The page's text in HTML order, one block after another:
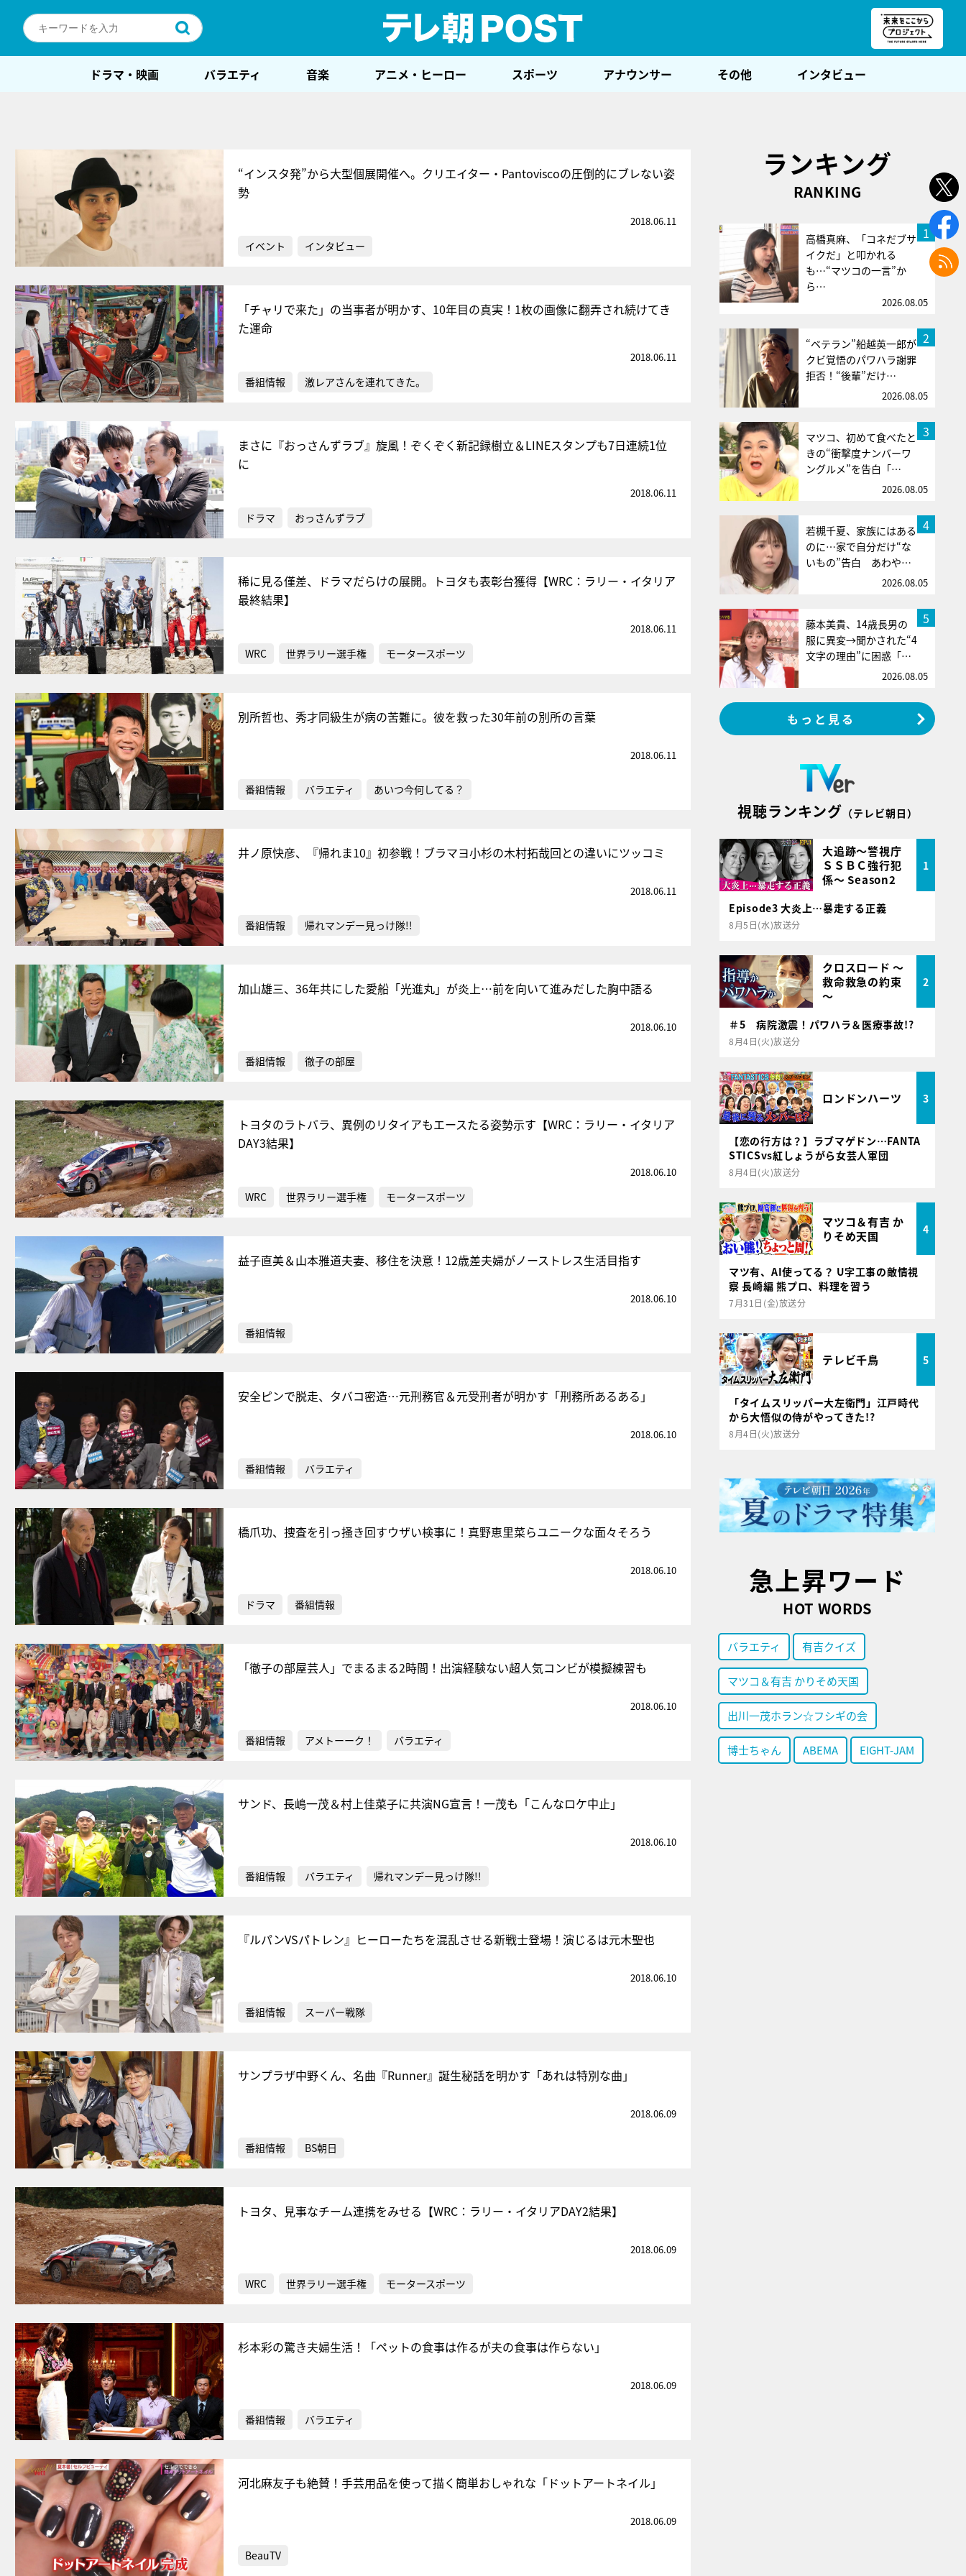
ドラマ・映画 バラエティ 音楽 アニメ・ヒーロー スポーツ アナウンサー その他 インタビュー
“インスタ発”から大型個展開催へ。クリエイター・Pantoviscoの圧倒的にブレない姿
勢
2018.06.11
イベント インタビュー
「チャリで来た」の当事者が明かす、10年目の真実！1枚の画像に翻弄され続けてき
た運命
2018.06.11
番組情報 激レアさんを連れてきた。
まさに『おっさんずラブ』旋風！ぞくぞく新記録樹立＆LINEスタンプも7日連続1位
に
2018.06.11
ドラマ おっさんずラブ
稀に見る僅差、ドラマだらけの展開。トヨタも表彰台獲得【WRC：ラリー・イタリア
最終結果】
2018.06.11
WRC 世界ラリー選手権 モータースポーツ
別所哲也、秀才同級生が病の苦難に。彼を救った30年前の別所の言葉
2018.06.11
番組情報 バラエティ あいつ今何してる？
井ノ原快彦、『帰れま10』初参戦！ブラマヨ小杉の木村拓哉回との違いにツッコミ
2018.06.11
番組情報 帰れマンデー見っけ隊!!
加山雄三、36年共にした愛船「光進丸」が炎上…前を向いて進みだした胸中語る
2018.06.10
番組情報 徹子の部屋
トヨタのラトバラ、異例のリタイアもエースたる姿勢示す【WRC：ラリー・イタリア
DAY3結果】
2018.06.10
WRC 世界ラリー選手権 モータースポーツ
益子直美＆山本雅道夫妻、移住を決意！12歳差夫婦がノーストレス生活目指す
2018.06.10
番組情報
安全ピンで脱走、タバコ密造…元刑務官＆元受刑者が明かす「刑務所あるある」
2018.06.10
番組情報 バラエティ
橋爪功、捜査を引っ掻き回すウザい検事に！真野恵里菜らユニークな面々そろう
2018.06.10
ドラマ 番組情報
「徹子の部屋芸人」でまるまる2時間！出演経験ない超人気コンビが模擬練習も
2018.06.10
番組情報 アメトーーク！ バラエティ
サンド、長嶋一茂＆村上佳菜子に共演NG宣言！一茂も「こんなロケ中止」
2018.06.10
番組情報 バラエティ 帰れマンデー見っけ隊!!
『ルパンVSパトレン』ヒーローたちを混乱させる新戦士登場！演じるは元木聖也
2018.06.10
番組情報 スーパー戦隊
サンプラザ中野くん、名曲『Runner』誕生秘話を明かす「あれは特別な曲」
2018.06.09
番組情報 BS朝日
トヨタ、見事なチーム連携をみせる【WRC：ラリー・イタリアDAY2結果】
2018.06.09
WRC 世界ラリー選手権 モータースポーツ
杉本彩の驚き夫婦生活！「ペットの食事は作るが夫の食事は作らない」
2018.06.09
番組情報 バラエティ
河北麻友子も絶賛！手芸用品を使って描く簡単おしゃれな「ドットアートネイル」
2018.06.09
BeauTV
ランキング
RANKING
1
高橋真麻、「コネだブサ
イクだ」と叩かれる
も…“マツコの一言”か
ら…
2026.08.05
2
“ベテラン”船越英一郎が
クビ覚悟のパワハラ謝罪
拒否！“後輩”だけ…
2026.08.05
3
マツコ、初めて食べたと
きの“衝撃度ナンバーワ
ングルメ”を告白「…
2026.08.05
4
若槻千夏、家族にはある
のに…家で自分だけ“な
いもの”告白 あわや…
2026.08.05
5
藤本美貴、14歳長男の
服に異変→聞かされた“4
文字の理由”に困惑「…
2026.08.05
もっと見る
視聴ランキング （テレビ朝日）
大追跡～警視庁
ＳＳＢＣ強行犯
係～ Season2
1
Episode3 大炎上…暴走する正義
8月5日(水)放送分
クロスロード ～
救命救急の約束
～
2
＃5 病院激震！パワハラ＆医療事故!?
8月4日(火)放送分
ロンドンハーツ 3
【恋の行方は？】ラブマゲドン…FANTA
STICSvs紅しょうがら女芸人軍団
8月4日(火)放送分
マツコ＆有吉 か
りそめ天国
4
マツ有、AI使ってる？ U字工事の敵情視
察 長崎編 熊プロ、料理を習う
7月31日(金)放送分
テレビ千鳥 5
「タイムスリッパー大左衛門」江戸時代
から大悟似の侍がやってきた!?
8月4日(火)放送分
急上昇ワード
HOT WORDS
バラエティ 有吉クイズ
マツコ＆有吉 かりそめ天国
出川一茂ホラン☆フシギの会
博士ちゃん ABEMA EIGHT-JAM